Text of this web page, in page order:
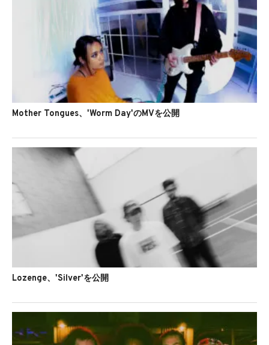
Mother Tongues、'Worm Day'のMVを公開
Lozenge、'Silver'を公開